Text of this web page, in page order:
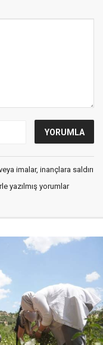
imalar, inançlara saldırı
yazılmış yorumlar